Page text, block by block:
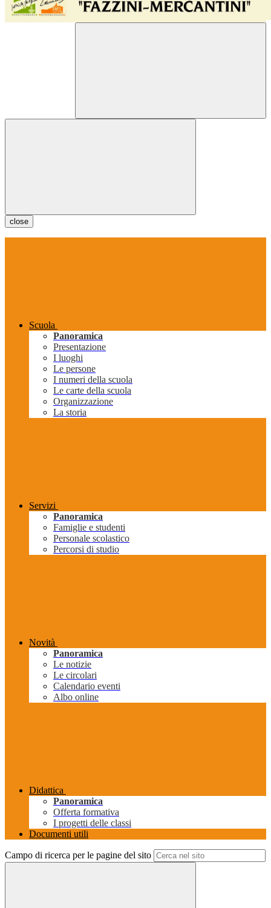
close
Scuola
Panoramica
Presentazione
I luoghi
Le persone
I numeri della scuola
Le carte della scuola
Organizzazione
La storia
Servizi
Panoramica
Famiglie e studenti
Personale scolastico
Percorsi di studio
Novità
Panoramica
Le notizie
Le circolari
Calendario eventi
Albo online
Didattica
Panoramica
Offerta formativa
I progetti delle classi
Documenti utili
Campo di ricerca per le pagine del sito